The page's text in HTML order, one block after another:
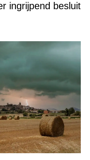
ingrijpend besluit